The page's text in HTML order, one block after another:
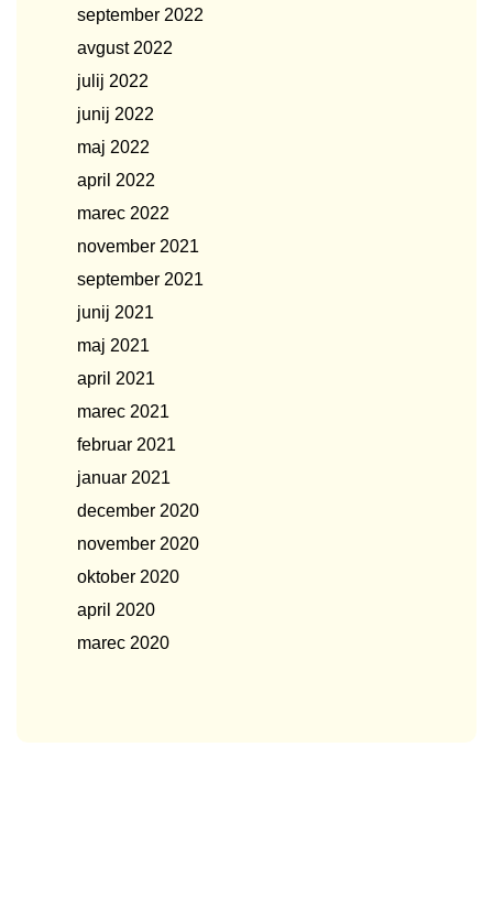
september 2022
avgust 2022
julij 2022
junij 2022
maj 2022
april 2022
marec 2022
november 2021
september 2021
junij 2021
maj 2021
april 2021
marec 2021
februar 2021
januar 2021
december 2020
november 2020
oktober 2020
april 2020
marec 2020